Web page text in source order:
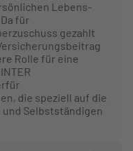
Lebens-
für
gezahlt
Rolle für eine
die speziell auf die
Selbstständigen